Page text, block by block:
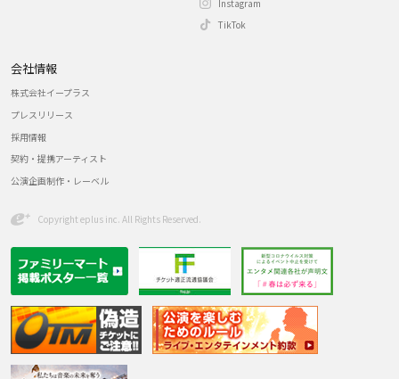
Instagram
TikTok
会社情報
株式会社イープラス
プレスリリース
採用情報
契約・提携アーティスト
公演企画制作・レーベル
Copyright eplus inc. All Rights Reserved.